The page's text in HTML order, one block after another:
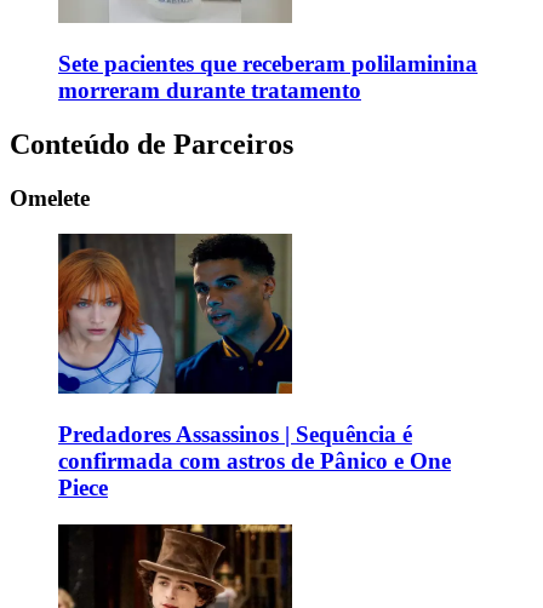
Sete pacientes que receberam polilaminina
morreram durante tratamento
Conteúdo de Parceiros
Omelete
Predadores Assassinos | Sequência é
confirmada com astros de Pânico e One
Piece